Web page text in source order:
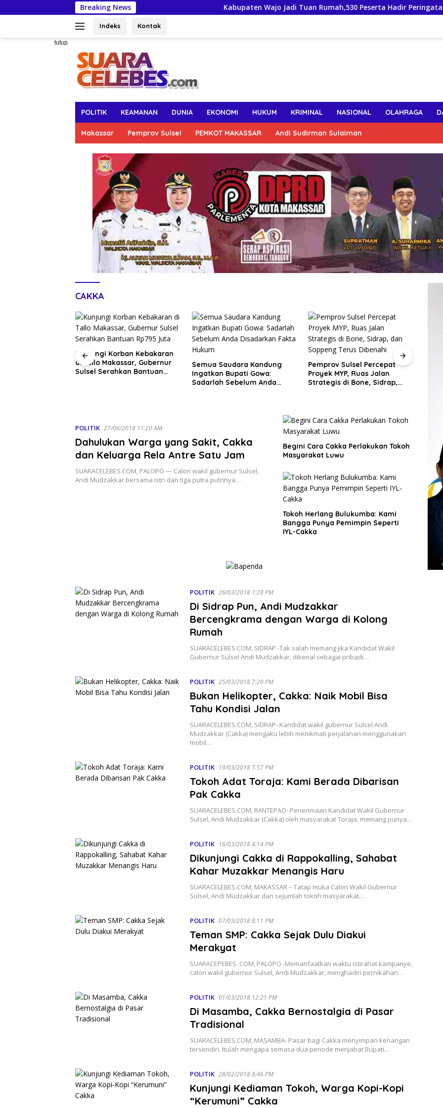
ke
Breaking News Kabupaten Wajo Jadi Tuan Rumah,530 Peserta Hadir Peringatan HUT ke-
Indeks Kontak
tutup
POLITIK KEAMANAN DUNIA EKONOMI HUKUM KRIMINAL NASIONAL OLAHRAGA
Makassar Pemprov Sulsel PEMKOT MAKASSAR Andi Sudirman Sulaiman
CAKKA
Kunjungi Korban Kebakaran
di Tallo Makassar, Gubernur
Sulsel Serahkan Bantuan
Semua Saudara Kandung
Ingatkan Bupati Gowa:
Sadarlah Sebelum Anda
Pemprov Sulsel Percepat
Proyek MYP, Ruas Jalan
Strategis di Bone, Sidrap,
POLITIK 27/06/2018 11:20 AM
Dahulukan Warga yang Sakit, Cakka
dan Keluarga Rela Antre Satu Jam
SUARACELEBES.COM, PALOPO — Calon wakil gubernur Sulsel,
Andi Mudzakkar bersama istri dan tiga putra putrinya…
Begini Cara Cakka Perlakukan Tokoh
Masyarakat Luwu
Tokoh Herlang Bulukumba: Kami
Bangga Punya Pemimpin Seperti
IYL-Cakka
POLITIK 26/03/2018 1:28 PM
Di Sidrap Pun, Andi Mudzakkar
Bercengkrama dengan Warga di Kolong
Rumah
SUARACELEBES.COM, SIDRAP -Tak salah memang jika Kandidat Wakil
Gubernur Sulsel Andi Mudzakkar, dikenal sebagai pribadi…
POLITIK 25/03/2018 7:20 PM
Bukan Helikopter, Cakka: Naik Mobil Bisa
Tahu Kondisi Jalan
SUARACELEBES.COM, SIDRAP- Kandidat wakil gubernur Sulsel Andi
Mudzakkar (Cakka) mengaku lebih menikmati perjalanan menggunakan
mobil…
POLITIK 19/03/2018 7:57 PM
Tokoh Adat Toraja: Kami Berada Dibarisan
Pak Cakka
SUARACELEBES.COM, RANTEPAO- Penerimaan Kandidat Wakil Gubernur
Sulsel, Andi Mudzakkar (Cakka) oleh masyarakat Toraja, memang punya…
POLITIK 16/03/2018 4:14 PM
Dikunjungi Cakka di Rappokalling, Sahabat
Kahar Muzakkar Menangis Haru
SUARACELEBES.COM, MAKASSAR – Tatap muka Calon Wakil Gubernur
Sulsel, Andi Mudzakkar dan sejumlah tokoh masyarakat…
POLITIK 07/03/2018 8:11 PM
Teman SMP: Cakka Sejak Dulu Diakui
Merakyat
SUARACEPEBES. COM, PALOPO -Memanfaatkan waktu istirahat kampanye,
calon wakil gubernur Sulsel, Andi Mudzakkar, menghadiri pernikahan…
POLITIK 01/03/2018 12:21 PM
Di Masamba, Cakka Bernostalgia di Pasar
Tradisional
SUARACELEBES.COM, MASAMBA- Pasar bagi Cakka menyimpan kenangan
tersendiri. Itulah mengapa semasa dua periode menjabat Bupati…
POLITIK 28/02/2018 8:46 PM
Kunjungi Kediaman Tokoh, Warga Kopi-Kopi
“Kerumuni” Cakka